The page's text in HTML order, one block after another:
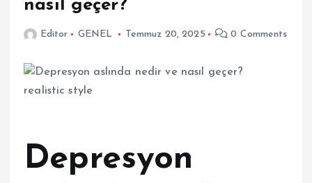
nasıl geçer?
Editor GENEL Temmuz 20, 2025 0 Comments
Depresyon